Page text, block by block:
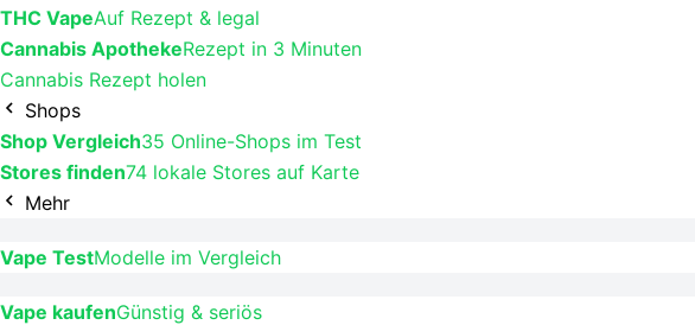
THC VapeAuf Rezept & legal
Cannabis ApothekeRezept in 3 Minuten
Cannabis Rezept holen
Shops
Shop Vergleich35 Online-Shops im Test
Stores finden74 lokale Stores auf Karte
Mehr
Vape TestModelle im Vergleich
Vape kaufenGünstig & seriös